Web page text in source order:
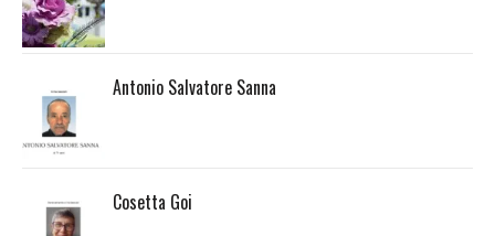
Antonio Salvatore Sanna
Cosetta Goi